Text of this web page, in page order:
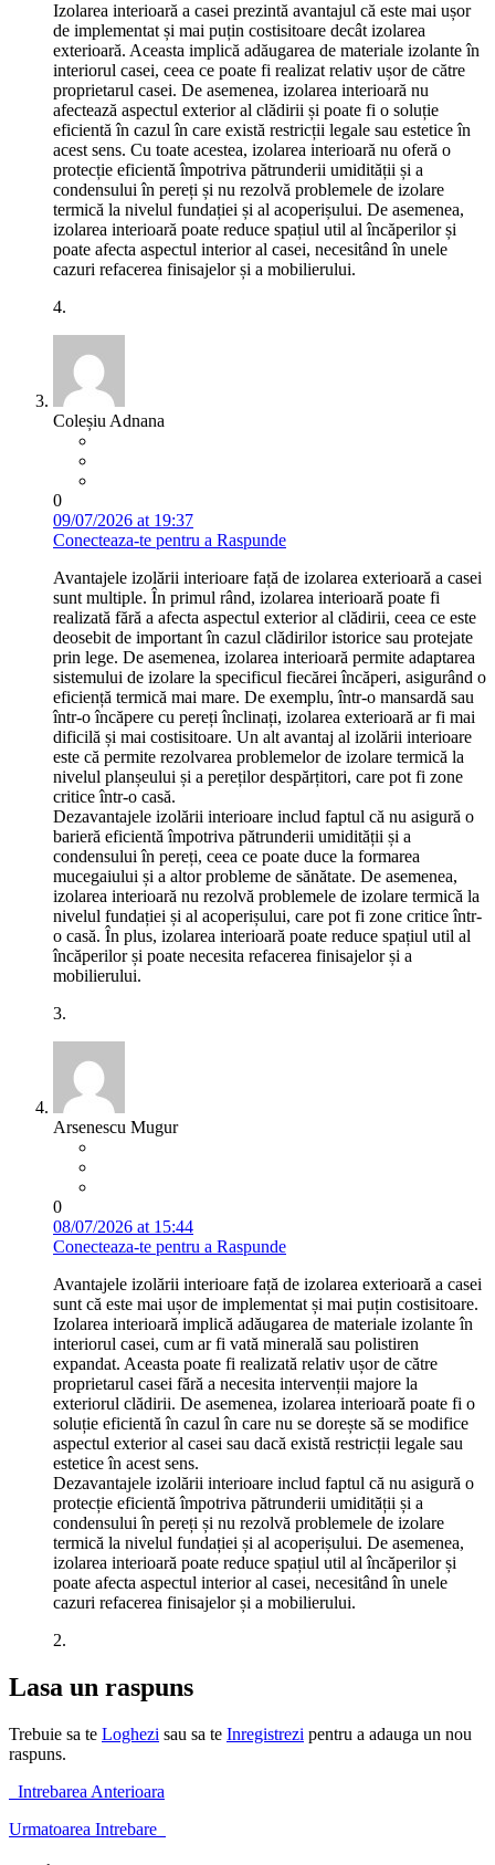
Izolarea interioară a casei prezintă avantajul că este mai ușor
de implementat și mai puțin costisitoare decât izolarea
exterioară. Aceasta implică adăugarea de materiale izolante în
interiorul casei, ceea ce poate fi realizat relativ ușor de către
proprietarul casei. De asemenea, izolarea interioară nu
afectează aspectul exterior al clădirii și poate fi o soluție
eficientă în cazul în care există restricții legale sau estetice în
acest sens. Cu toate acestea, izolarea interioară nu oferă o
protecție eficientă împotriva pătrunderii umidității și a
condensului în pereți și nu rezolvă problemele de izolare
termică la nivelul fundației și al acoperișului. De asemenea,
izolarea interioară poate reduce spațiul util al încăperilor și
poate afecta aspectul interior al casei, necesitând în unele
cazuri refacerea finisajelor și a mobilierului.
4.
Coleșiu Adnana
0
09/07/2026 at 19:37
Conecteaza-te pentru a Raspunde
Avantajele izolării interioare față de izolarea exterioară a casei
sunt multiple. În primul rând, izolarea interioară poate fi
realizată fără a afecta aspectul exterior al clădirii, ceea ce este
deosebit de important în cazul clădirilor istorice sau protejate
prin lege. De asemenea, izolarea interioară permite adaptarea
sistemului de izolare la specificul fiecărei încăperi, asigurând o
eficiență termică mai mare. De exemplu, într-o mansardă sau
într-o încăpere cu pereți înclinați, izolarea exterioară ar fi mai
dificilă și mai costisitoare. Un alt avantaj al izolării interioare
este că permite rezolvarea problemelor de izolare termică la
nivelul planșeului și a pereților despărțitori, care pot fi zone
critice într-o casă.
Dezavantajele izolării interioare includ faptul că nu asigură o
barieră eficientă împotriva pătrunderii umidității și a
condensului în pereți, ceea ce poate duce la formarea
mucegaiului și a altor probleme de sănătate. De asemenea,
izolarea interioară nu rezolvă problemele de izolare termică la
nivelul fundației și al acoperișului, care pot fi zone critice într-
o casă. În plus, izolarea interioară poate reduce spațiul util al
încăperilor și poate necesita refacerea finisajelor și a
mobilierului.
3.
Arsenescu Mugur
0
08/07/2026 at 15:44
Conecteaza-te pentru a Raspunde
Avantajele izolării interioare față de izolarea exterioară a casei
sunt că este mai ușor de implementat și mai puțin costisitoare.
Izolarea interioară implică adăugarea de materiale izolante în
interiorul casei, cum ar fi vată minerală sau polistiren
expandat. Aceasta poate fi realizată relativ ușor de către
proprietarul casei fără a necesita intervenții majore la
exteriorul clădirii. De asemenea, izolarea interioară poate fi o
soluție eficientă în cazul în care nu se dorește să se modifice
aspectul exterior al casei sau dacă există restricții legale sau
estetice în acest sens.
Dezavantajele izolării interioare includ faptul că nu asigură o
protecție eficientă împotriva pătrunderii umidității și a
condensului în pereți și nu rezolvă problemele de izolare
termică la nivelul fundației și al acoperișului. De asemenea,
izolarea interioară poate reduce spațiul util al încăperilor și
poate afecta aspectul interior al casei, necesitând în unele
cazuri refacerea finisajelor și a mobilierului.
2.
Lasa un raspuns
Trebuie sa te Loghezi sau sa te Inregistrezi pentru a adauga un nou
raspuns.
Intrebarea Anterioara
Urmatoarea Intrebare